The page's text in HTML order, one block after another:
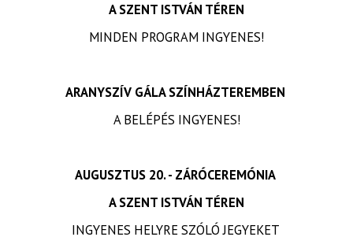
A SZENT ISTVÁN TÉREN
MINDEN PROGRAM INGYENES!
ARANYSZÍV GÁLA SZÍNHÁZTEREMBEN
A BELÉPÉS INGYENES!
AUGUSZTUS 20. - ZÁRÓCEREMÓNIA
A SZENT ISTVÁN TÉREN
INGYENES HELYRE SZÓLÓ JEGYEKET